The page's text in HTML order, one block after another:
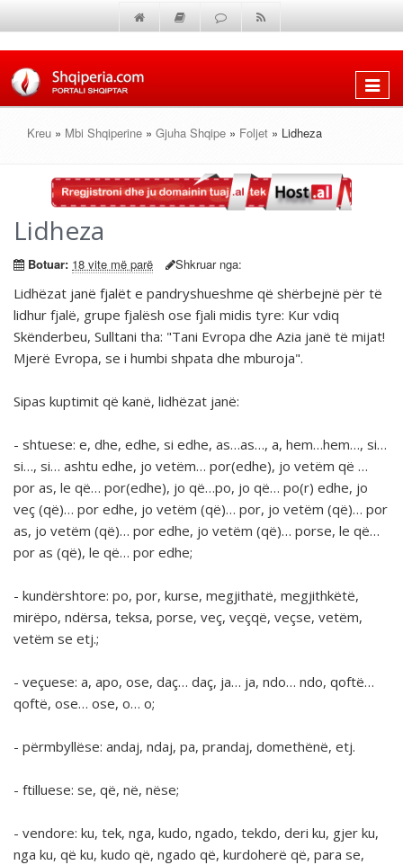
Shfaq
Kreu » Mbi Shqiperine » Gjuha Shqipe » Foljet » Lidheza
Lidheza
Botuar: 18 vite më parë Shkruar nga:
Lidhëzat janë fjalët e pandryshueshme që shërbejnë për të
lidhur fjalë, grupe fjalësh ose fjali midis tyre: Kur vdiq
Skënderbeu, Sulltani tha: "Tani Evropa dhe Azia janë të mijat!
Mjerë Evropa, se i humbi shpata dhe mburoja".
Sipas kuptimit që kanë, lidhëzat janë:
- shtuese: e, dhe, edhe, si edhe, as…as…, a, hem…hem…, si…
si…, si… ashtu edhe, jo vetëm… por(edhe), jo vetëm që …
por as, le që… por(edhe), jo që…po, jo që… po(r) edhe, jo
veç (që)… por edhe, jo vetëm (që)… por, jo vetëm (që)… por
as, jo vetëm (që)… por edhe, jo vetëm (që)… porse, le që…
por as (që), le që… por edhe;
- kundërshtore: po, por, kurse, megjithatë, megjithkëtë,
mirëpo, ndërsa, teksa, porse, veç, veçqë, veçse, vetëm,
vetëm se etj.;
- veçuese: a, apo, ose, daç… daç, ja… ja, ndo… ndo, qoftë…
qoftë, ose… ose, o… o;
- përmbyllëse: andaj, ndaj, pa, prandaj, domethënë, etj.
- ftilluese: se, që, në, nëse;
- vendore: ku, tek, nga, kudo, ngado, tekdo, deri ku, gjer ku,
nga ku, që ku, kudo që, ngado që, kurdoherë që, para se,